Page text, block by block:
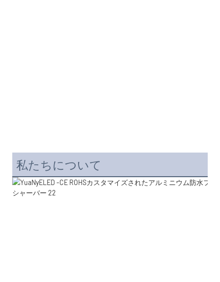
私たちについて